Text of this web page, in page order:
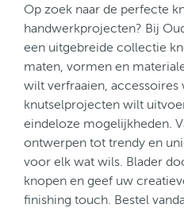
Op zoek naar de perfecte
handwerkprojecten? Bij
een uitgebreide collectie
maten, vormen en
wilt verfraaien, accessoires
knutselprojecten wilt
eindeloze mogelijkheden.
ontwerpen tot trendy en
voor elk wat wils. Blader
knopen en geef uw
finishing touch. Bestel